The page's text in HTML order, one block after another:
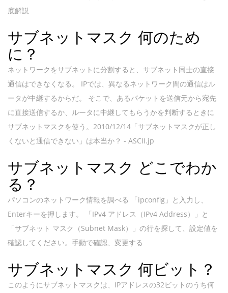
底解説
サブネットマスク 何のため
に？
ネットワークをサブネットに分割すると、サブネット同士の直接
通信はできなくなる。 IPでは、異なるネットワーク間の通信はル
ータが中継するからだ。 そこで、あるパケットを送信元から宛先
に直接送信するか、ルータに中継してもらうかを判断するときに
サブネットマスクを使う。2010/12/14「サブネットマスクが正し
くないと通信できない」は本当か？ - ASCII.jp
サブネットマスク どこでわか
る？
パソコンのネットワーク情報を調べる 「ipconfig」と入力し、
Enterキーを押します。 「IPv4 アドレス（IPv4 Address）」と
「サブネット マスク（Subnet Mask）」の行を探して、設定値を
確認してください。手動で確認、変更する
サブネットマスク 何ビット？
このようにサブネットマスクは、IPアドレスの32ビットのうち何